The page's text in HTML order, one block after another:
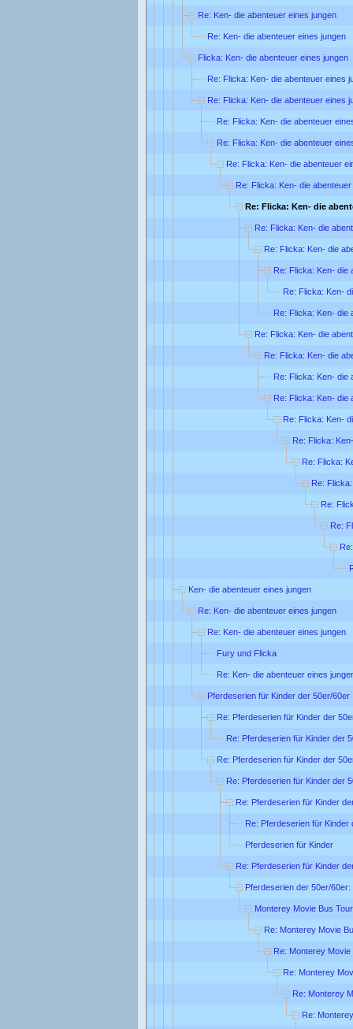
Re: Ken- die abenteuer eines jungen
Re: Ken- die abenteuer eines jungen
Flicka: Ken- die abenteuer eines jungen
Re: Flicka: Ken- die abenteuer eines
Re: Flicka: Ken- die abenteuer eines
Re: Flicka: Ken- die abenteuer
Re: Flicka: Ken- die abenteuer
Re: Flicka: Ken- die abenteuer
Re: Flicka: Ken- die
Re: Flicka: Ken- die
Re: Flicka: Ken- die
Re: Flicka: Ken- die
Re: Flicka: Ken- die
Re: Flicka: Ken-
Re: Flicka: Ken- die
Re: Flicka: Ken- die
Re: Flicka: Ken- die
Re: Flicka: Ken- die
Re: Flicka: Ken- die
Re: Flicka: Ken-
Re: Flicka:
Re: Flicka:
Re:
Re:
Re:
Ken- die abenteuer eines jungen
Re: Ken- die abenteuer eines jungen
Re: Ken- die abenteuer eines jungen
Fury und Flicka
Re: Ken- die abenteuer eines
Pferdeserien für Kinder der 50er/
Re: Pferdeserien für Kinder der
Re: Pferdeserien für Kinder der
Re: Pferdeserien für Kinder der
Re: Pferdeserien für Kinder der
Re: Pferdeserien für Kinder
Re: Pferdeserien für
Pferdeserien für Kinder
Re: Pferdeserien für Kinder
Pferdeserien der 50er/60er:
Monterey Movie Bus Tour
Re: Monterey Movie
Re: Monterey Movie
Re: Monterey
Re: Monterey
Re: